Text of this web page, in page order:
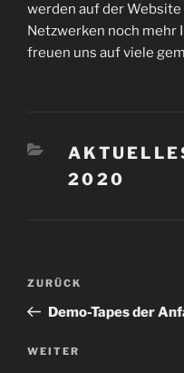
werden auf der Website
Netzwerken noch mehr
freuen uns auf viele
2020
Beitragsnavigation
Vorheriger
Beitrag
ZURÜCK
Demo-Tapes der
Nächster
WEITER